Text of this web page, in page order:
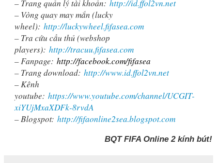
– Trang quản lý tài khoản: http://id.ffol2vn.net
– Vòng quay may mắn (lucky
wheel): http://luckywheel.fifasea.com
– Tra cứu cầu thủ (webshop
players): http://tracuu.fifasea.com
– Fanpage: http://facebook.com/fifasea
– Trang download: http://www.id.ffol2vn.net
– Kênh
youtube: https://www.youtube.com/channel/UCGIT-
xiYUjMxaXDFk-8rvdA
– Blogspot: http://fifaonline2sea.blogspot.com
BQT FIFA Online 2 kính bút!